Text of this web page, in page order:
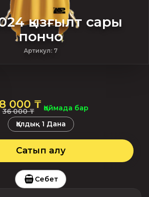
қызғылт сары
пончо
Артикул: 7
000 ₸
36 000 ₸
Қоймада бар
Қалдық 1 Дана
Сатып алу
Себет